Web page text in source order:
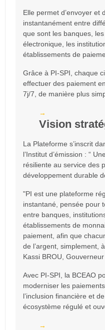
Elle permet d’envoyer et
instantanément entre
que sont les banques,
électronique, les
établissements de
Grâce à PI‐SPI , chaque
effectuer des paiement
7j/7, de manière plus
Vision
La Plateforme s’inscrit
l’Institut d’émission : “
résiliente au service des
développement durable
"PI est une plateforme
instantané, pensée pour
entre banques,
établissements de
paiement, afin que
de l’argent, simplement,
Kassi BROU,
Avec PI‐SPI , la BCEAO
moderniser les
l’inclusion financière et
écosystème régulé et